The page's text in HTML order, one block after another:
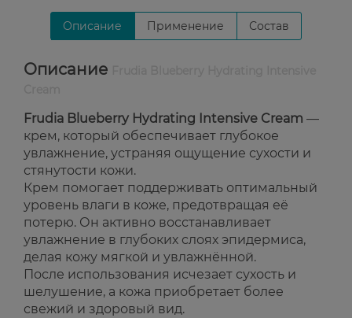
Описание Применение Состав
Описание
Frudia Blueberry Hydrating Intensive Cream —
крем, который обеспечивает глубокое
увлажнение, устраняя ощущение сухости и
стянутости кожи.
Крем помогает поддерживать оптимальный
уровень влаги в коже, предотвращая её
потерю. Он активно восстанавливает
увлажнение в глубоких слоях эпидермиса,
делая кожу мягкой и увлажнённой.
После использования исчезает сухость и
шелушение, а кожа приобретает более
свежий и здоровый вид.